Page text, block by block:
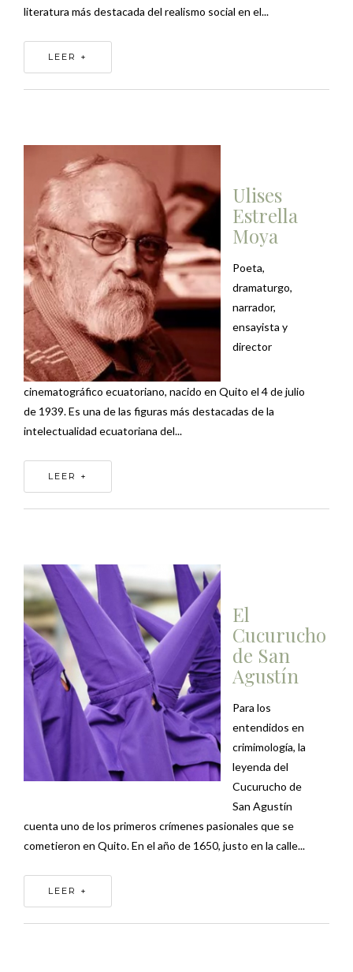
literatura más destacada del realismo social en el...
LEER +
Ulises
Estrella
Moya
Poeta,
dramaturgo,
narrador,
ensayista y
director
cinematográfico ecuatoriano, nacido en Quito el 4 de julio
de 1939. Es una de las figuras más destacadas de la
intelectualidad ecuatoriana del...
LEER +
El
Cucurucho
de San
Agustín
Para los
entendidos en
crimimología, la
leyenda del
Cucurucho de
San Agustín
cuenta uno de los primeros crímenes pasionales que se
cometieron en Quito. En el año de 1650, justo en la calle...
LEER +